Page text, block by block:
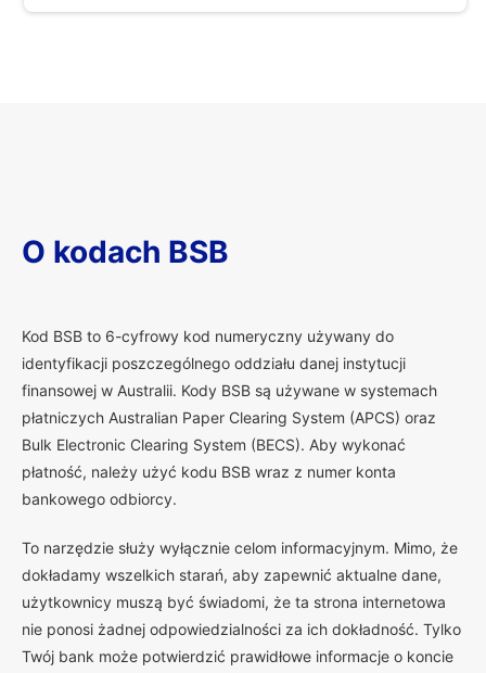
O kodach BSB
Kod BSB to 6-cyfrowy kod numeryczny używany do
identyfikacji poszczególnego oddziału danej instytucji
finansowej w Australii. Kody BSB są używane w systemach
płatniczych Australian Paper Clearing System (APCS) oraz
Bulk Electronic Clearing System (BECS). Aby wykonać
płatność, należy użyć kodu BSB wraz z numer konta
bankowego odbiorcy.
To narzędzie służy wyłącznie celom informacyjnym. Mimo, że
dokładamy wszelkich starań, aby zapewnić aktualne dane,
użytkownicy muszą być świadomi, że ta strona internetowa
nie ponosi żadnej odpowiedzialności za ich dokładność. Tylko
Twój bank może potwierdzić prawidłowe informacje o koncie